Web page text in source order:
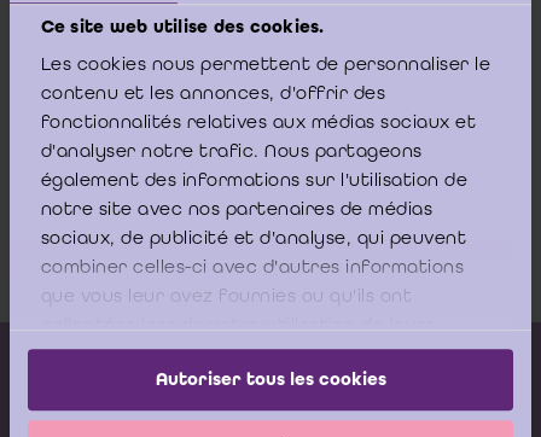
Ce site web utilise des cookies.
Les cookies nous permettent de personnaliser le
contenu et les annonces, d'offrir des
fonctionnalités relatives aux médias sociaux et
d'analyser notre trafic. Nous partageons
également des informations sur l'utilisation de
notre site avec nos partenaires de médias
sociaux, de publicité et d'analyse, qui peuvent
combiner celles-ci avec d'autres informations
que vous leur avez fournies ou qu'ils ont
services.
Autoriser tous les cookies
gevolge van de vordering
Het volledig arrest
Arrest Hof van Cassatie - 11.0398.N
-5.10.2012
Download
Gepubliceerde adviezen